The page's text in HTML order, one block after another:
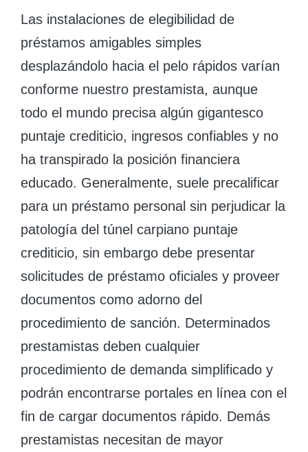
Las instalaciones de elegibilidad de
préstamos amigables simples
desplazándolo hacia el pelo rápidos varían
conforme nuestro prestamista, aunque
todo el mundo precisa algún gigantesco
puntaje crediticio, ingresos confiables y no
ha transpirado la posición financiera
educado. Generalmente, suele precalificar
para un préstamo personal sin perjudicar la
patologí­a del túnel carpiano puntaje
crediticio, sin embargo debe presentar
solicitudes de préstamo oficiales y proveer
documentos como adorno del
procedimiento de sanción. Determinados
prestamistas deben cualquier
procedimiento de demanda simplificado y
podrán encontrarse portales en línea con el
fin de cargar documentos rápido. Demás
prestamistas necesitan de mayor